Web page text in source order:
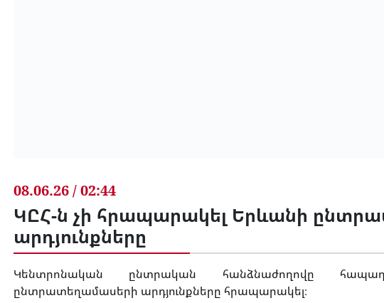
08.06.26 / 02:44
ԿԸՀ-ն չի հրապարակել Երևանի
արդյունքները
Կենտրոնական ընտրական հանձնաժողովը
ընտրատեղամասերի արդյունքները հրապարակել։